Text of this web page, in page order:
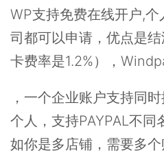
WP支持免费在线开户,
司都可以申请，优点是
卡费率是1.2%），
，一个企业账户支持同
个人，支持PAYPAL不同
如你是多店铺，需要多